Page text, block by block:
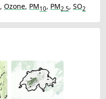
, Ozone, PM10, PM2.5, SO2